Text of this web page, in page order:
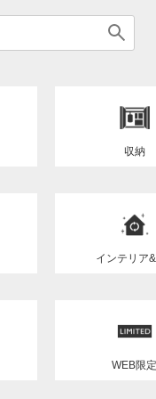
収納
インテリア
WEB限定